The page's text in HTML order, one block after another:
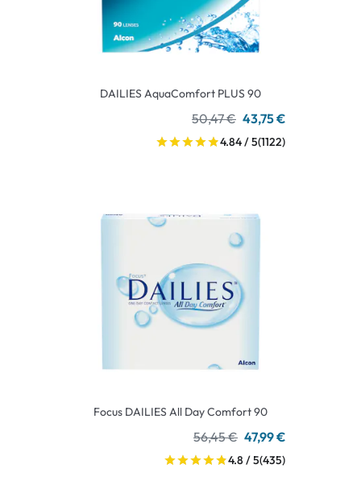
DAILIES AquaComfort PLUS 90
50,47 € 43,75 €
4.84 / 5(1122)
Focus DAILIES All Day Comfort 90
56,45 € 47,99 €
4.8 / 5(435)